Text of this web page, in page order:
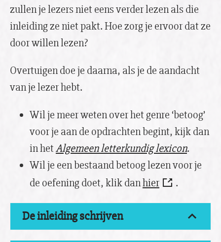
zullen je lezers niet eens verder lezen als die
inleiding ze niet pakt. Hoe zorg je ervoor dat ze
door willen lezen?
Overtuigen doe je daarna, als je de aandacht
van je lezer hebt.
Wil je meer weten over het genre ‘betoog’
voor je aan de opdrachten begint, kijk dan
in hetAlgemeen letterkundig lexicon.
Wil je een bestaand betoog lezen voor je
de oefening doet, klik danhier .
De inleiding schrijven